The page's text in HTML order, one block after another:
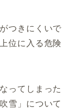
つきにくいで
位に入る危険
ってしまった
雪」について